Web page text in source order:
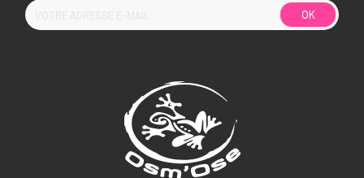
OK